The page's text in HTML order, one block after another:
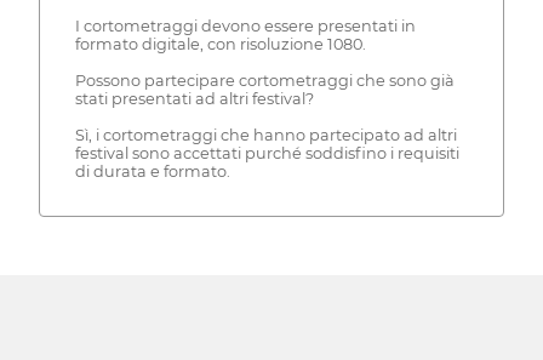
I cortometraggi devono essere presentati in
formato digitale, con risoluzione 1080.
Possono partecipare cortometraggi che sono già
stati presentati ad altri festival?
Sì, i cortometraggi che hanno partecipato ad altri
festival sono accettati purché soddisfino i requisiti
di durata e formato.